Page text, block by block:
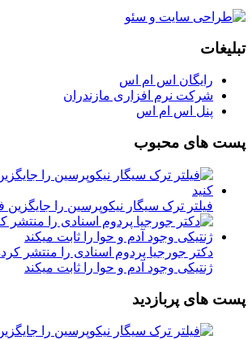
تبلیغات
رایگان اس ام اس
شرکت نرم افزاری مازندران
پنل اس ام اس
پست های محبوب
فیلتر ترک سیگار نیکوپرسین را جایگزین
دکتر جورجیا پردوم اسنادی را منتشر
ژنتیکی وجود آدم و حوا را ثابت میکند
پست های پربازدید